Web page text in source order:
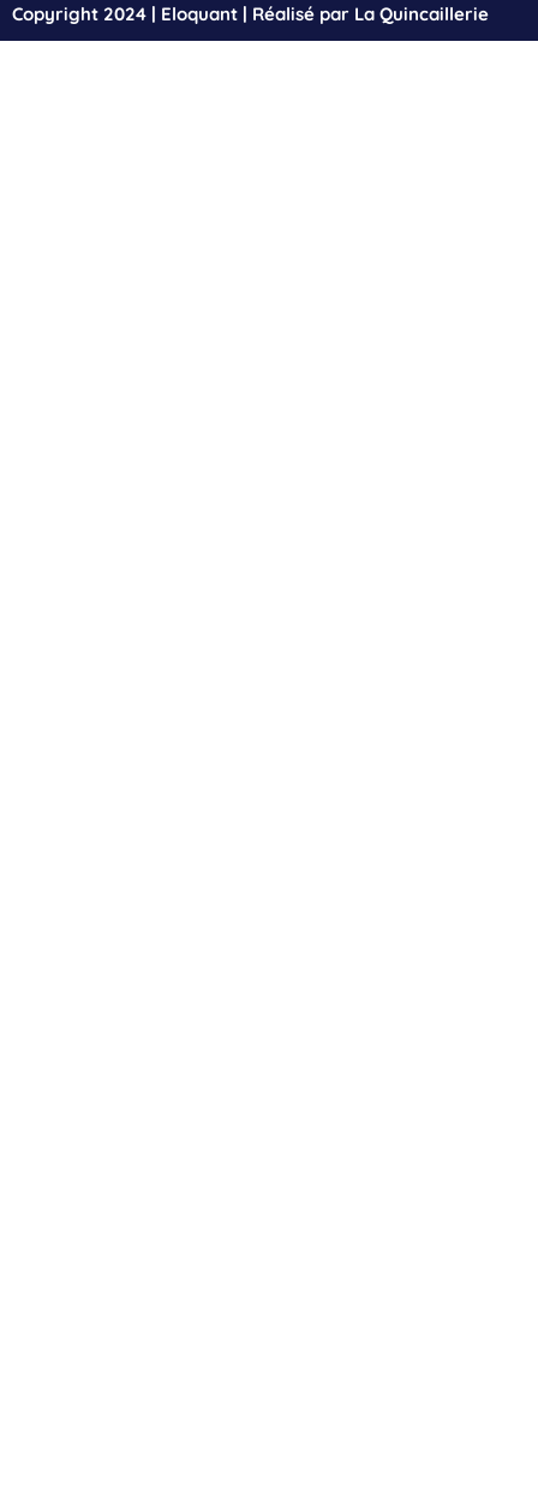
Copyright 2024 | Eloquant | Réalisé par La Quincaillerie